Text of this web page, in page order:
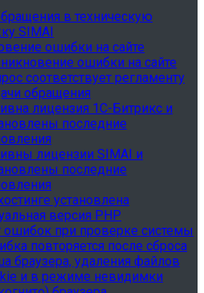
в техническую
SIMAI
ошибки на сайте
ошибки на сайте
соответствует регламенту
обращения
лицензия 1С-Битрикс и
последние
лицензии SIMAI и
последние
установлена
версия PHP
ошибок при проверке системы
повторяется после сброса
браузера, удаления файлов
и в режиме невидимки